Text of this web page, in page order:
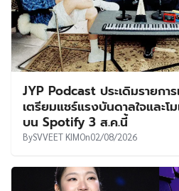
JYP Podcast ประเดิมรายการ
เตรียมแชร์แรงบันดาลใจและโ
บน Spotify 3 ส.ค.นี้
BySVVEET KIMOn02/08/2026